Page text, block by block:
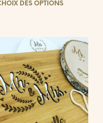
prix :
DES OPTIONS
être
sur
la